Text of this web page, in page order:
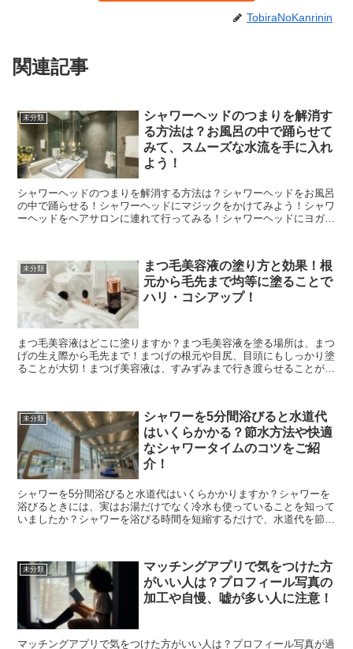
TobiraNoKanrinin
関連記事
未分類
シャワーヘッドのつまりを解消す
る方法は？お風呂の中で踊らせて
みて、スムーズな水流を手に入れ
よう！
シャワーヘッドのつまりを解消する方法は？シャワーヘッドをお風呂
の中で踊らせる！シャワーヘッドにマジックをかけてみよう！シャワ
ーヘッドをヘアサロンに連れて行ってみる！シャワーヘッドにヨガを
未分類
まつ毛美容液の塗り方と効果！根
元から毛先まで均等に塗ることで
ハリ・コシアップ！
まつ毛美容液はどこに塗りますか？まつ毛美容液を塗る場所は、まつ
げの生え際から毛先まで！まつげの根元や目尻、目頭にもしっかり塗
ることが大切！まつげ美容液は、すみずみまで行き渡らせることがポ
未分類
シャワーを5分間浴びると水道代
はいくらかかる？節水方法や快適
なシャワータイムのコツをご紹
介！
シャワーを5分間浴びると水道代はいくらかかりますか？シャワーを
浴びるときには、実はお湯だけでなく冷水も使っていることを知って
いましたか？シャワーを浴びる時間を短縮するだけで、水道代を節約
未分類
マッチングアプリで気をつけた方
がいい人は？プロフィール写真の
加工や自慢、嘘が多い人に注意！
マッチングアプリで気をつけた方がいい人は？プロフィール写真が過